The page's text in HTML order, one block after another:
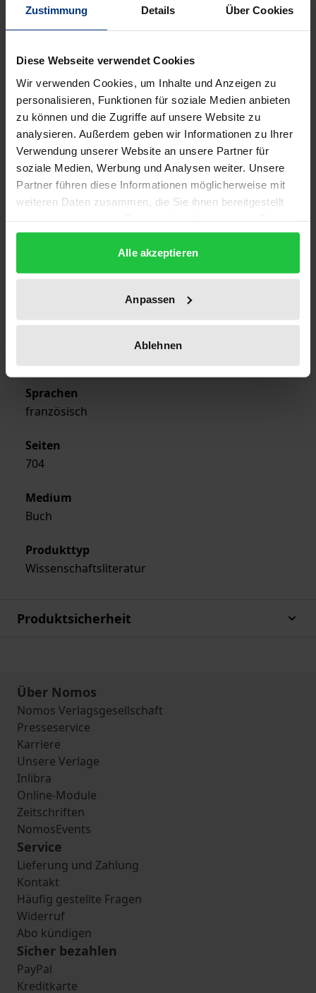
Zustimmung Details Über Cookies
Diese Webseite verwendet Cookies
Wir verwenden Cookies, um Inhalte und Anzeigen zu
personalisieren, Funktionen für soziale Medien anbieten
zu können und die Zugriffe auf unsere Website zu
analysieren. Außerdem geben wir Informationen zu Ihrer
Verwendung unserer Website an unsere Partner für
soziale Medien, Werbung und Analysen weiter. Unsere
Partner führen diese Informationen möglicherweise mit
weiteren Daten zusammen, die Sie ihnen bereitgestellt
gesammelt haben.
Alle akzeptieren
Anpassen
Ablehnen
Auflage
ISBN
978-3-88345-352-1
Untertitel
I. L'exemple des proverbes (Mali)
Erscheinungsdatum
30.06.1980
Erscheinungsjahr
Sprachen
französisch
Seiten
704
Medium
Buch
Produkttyp
Wissenschaftsliteratur
Produktsicherheit
Über Nomos
Nomos Verlagsgesellschaft
Presseservice
Karriere
Unsere Verlage
Inlibra
Online-Module
Zeitschriften
NomosEvents
Service
Lieferung und Zahlung
Kontakt
Häufig gestellte Fragen
Widerruf
Abo kündigen
Sicher bezahlen
PayPal
Kreditkarte